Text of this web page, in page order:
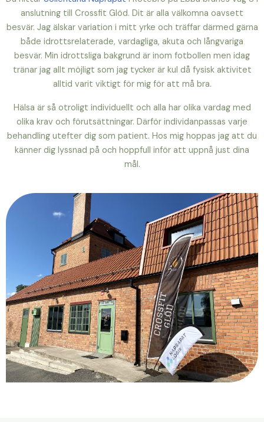
anslutning till Crossfit Glöd. Dit är alla välkomna oavsett
besvär. Jag älskar variation i mitt yrke och träffar därmed gärna
både idrottsrelaterade, vardagliga, akuta och långvariga
besvär. Min idrottsliga bakgrund är inom fotbollen men idag
tränar jag allt möjligt som jag tycker är kul då fysisk aktivitet
alltid varit viktigt för mig för att må bra.
Hälsa är så otroligt individuellt och alla har olika vardag med
olika krav och förutsättningar. Därför individanpassas varje
behandling utefter dig som patient. Hos mig hoppas jag att du
känner dig lyssnad på och hoppfull inför att uppnå just dina
mål.